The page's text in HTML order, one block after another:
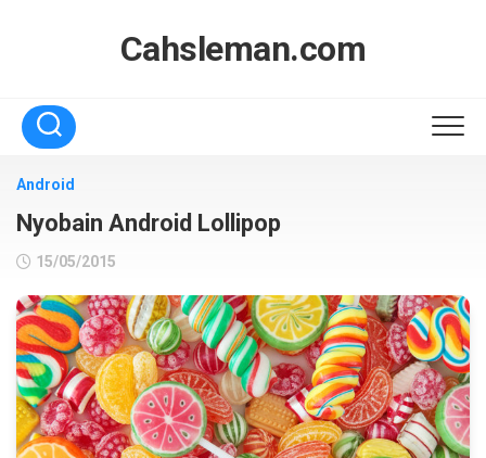
Cahsleman.com
Android
Nyobain Android Lollipop
15/05/2015